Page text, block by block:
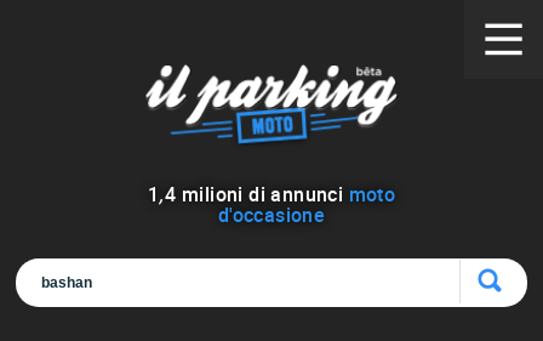
1,4 milioni di annunci moto
d'occasione